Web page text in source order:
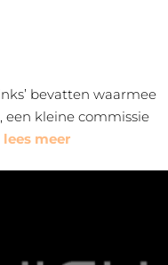
bevatten waarmee
een kleine commissie
lees meer